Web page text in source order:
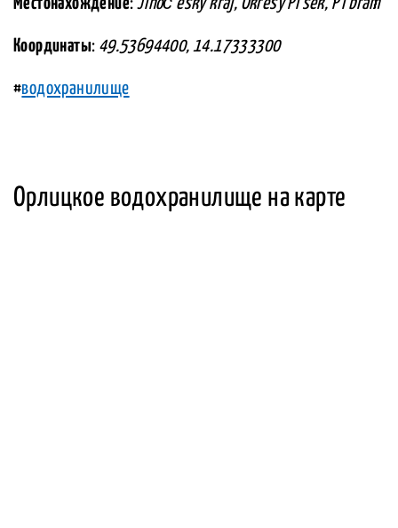
Местонахождение: Jihoč eský kraj, Okresy Pí sek, P í bram
Координаты: 49.53694400, 14.17333300
#водохранилище
Орлицкое водохранилище на карте